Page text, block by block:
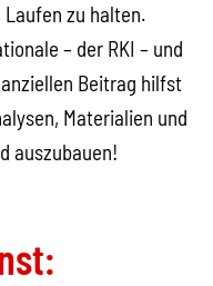
zu halten.
– der RKI – und
Beitrag hilfst
Materialien und
auszubauen!